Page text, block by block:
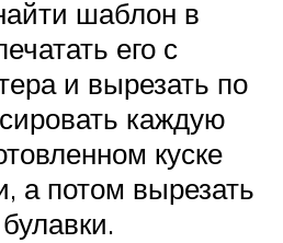
шаблон в
его с
и вырезать по
каждую
куске
а потом вырезать